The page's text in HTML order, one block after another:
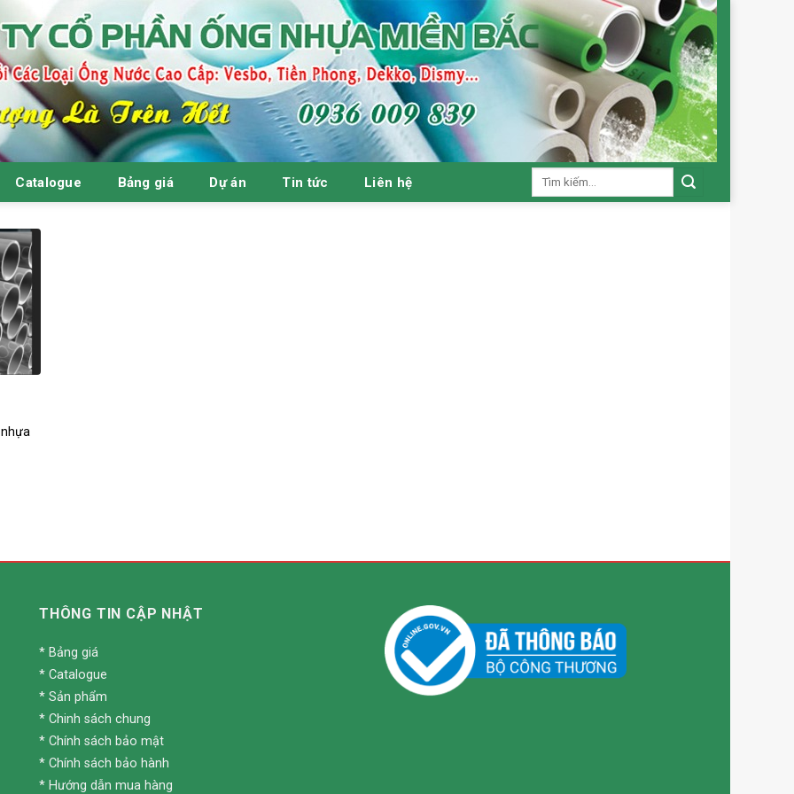
Catalogue Bảng giá Dự án Tin tức Liên hệ
Tìm
THÔNG TIN CẬP NHẬT
* Bảng giá
* Catalogue
* Sản phẩm
* Chinh sách chung
* Chính sách bảo mật
* Chính sách bảo hành
* Hướng dẫn mua hàng